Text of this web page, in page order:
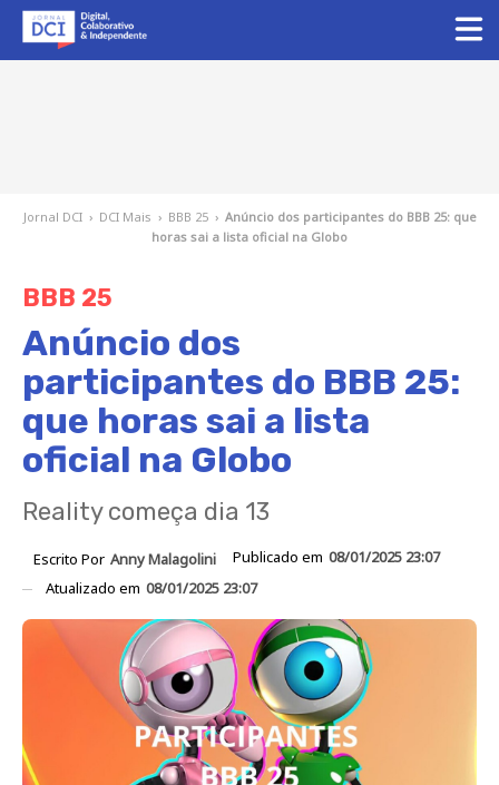
Jornal DCI › DCI Mais › BBB 25 › Anúncio dos participantes do BBB 25: que
horas sai a lista oficial na Globo
BBB 25
Anúncio dos
participantes do BBB 25:
que horas sai a lista
oficial na Globo
Reality começa dia 13
Escrito Por Anny Malagolini Publicado em 08/01/2025 23:07
Atualizado em 08/01/2025 23:07